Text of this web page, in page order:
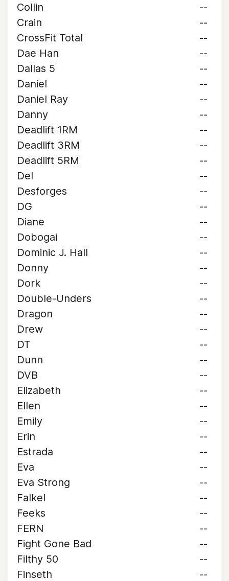
Collin
--
Crain
--
CrossFit Total
--
Dae Han
--
Dallas 5
--
Daniel
--
Daniel Ray
--
Danny
--
Deadlift 1RM
--
Deadlift 3RM
--
Deadlift 5RM
--
Del
--
Desforges
--
DG
--
Diane
--
Dobogai
--
Dominic J. Hall
--
Donny
--
Dork
--
Double-Unders
--
Dragon
--
Drew
--
DT
--
Dunn
--
DVB
--
Elizabeth
--
Ellen
--
Emily
--
Erin
--
Estrada
--
Eva
--
Eva Strong
--
Falkel
--
Feeks
--
FERN
--
Fight Gone Bad
--
Filthy 50
--
Finseth
--